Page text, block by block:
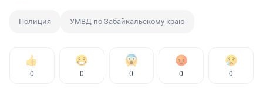
Полиция УМВД по Забайкальскому краю
0 0 0 0 0